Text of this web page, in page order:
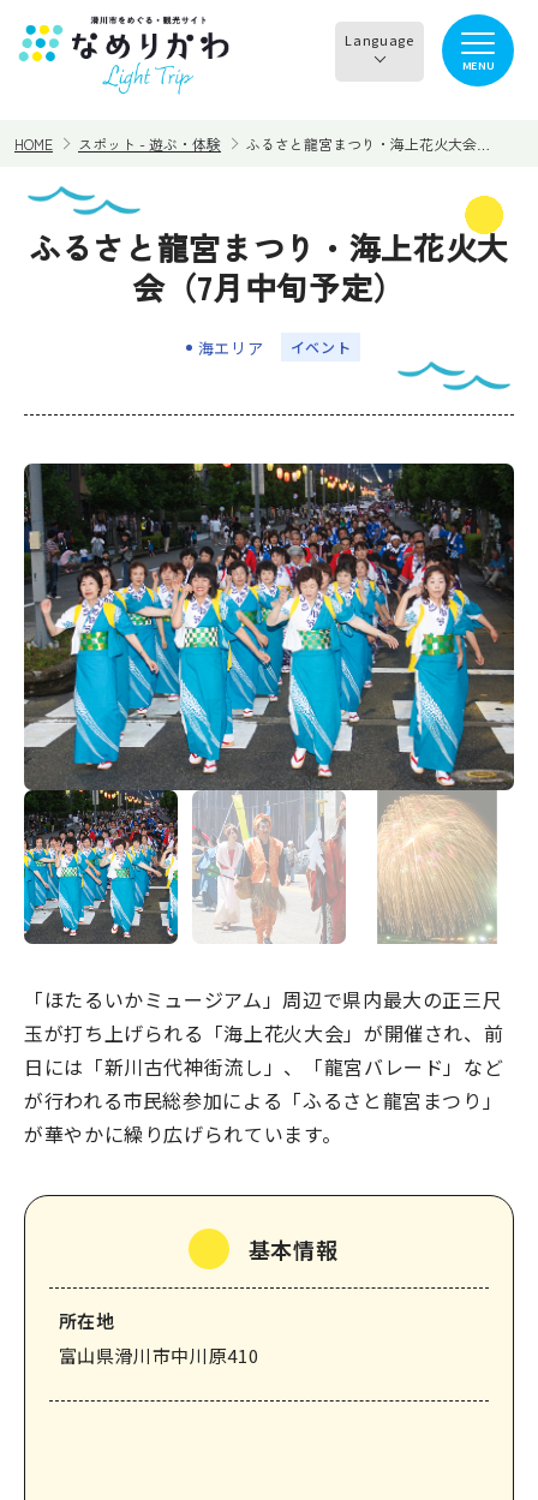
Language
한국어
简体中文
MENU
見る 食べる
イベント情報 なめりかわめぐり
レンタサイクル 滑川から○○へ！サイク
リングコース
宿場町を歩こう！なめり
かわ宿場回廊
HOME
お知らせ
なめりかワット？
滑川ってどんなところ？
写真で見るなめりかわ
滑川とホタルイカ
デジタルパンフレット
アクセス
なめりかわ観光パートナー
滑川市観光協会について
HOME スポット - 遊ぶ・体験 ふるさと龍宮まつり・海上花火大会…
ふるさと龍宮まつり・海上花火大
会（7月中旬予定）
海エリア イベント
「ほたるいかミュージアム」周辺で県内最大の正三尺
玉が打ち上げられる「海上花火大会」が開催され、前
日には「新川古代神街流し」、「龍宮バレード」など
が行われる市民総参加による「ふるさと龍宮まつり」
が華やかに繰り広げられています。
基本情報
所在地
富山県滑川市中川原410